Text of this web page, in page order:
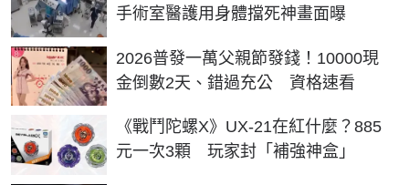
手術室醫護用身體擋死神畫面曝
2026普發一萬父親節發錢！10000現
金倒數2天、錯過充公 資格速看
《戰鬥陀螺X》UX-21在紅什麼？885
元一次3顆 玩家封「補強神盒」